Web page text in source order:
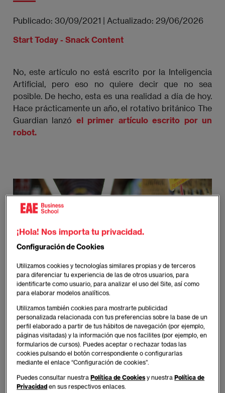
Publicado: 30/09/2021 Actualizado: 29/06/2026
Start Today - Snack Content
No, este artículo no está escrito por la Inteligencia
Artificial, pero eso no quiere decir que no sea
posible. De hecho, esta es una realidad a día de hoy.
Hace prácticamente un año, el rotativo británico The
Guardian lanzó el primer artículo escrito por un
robot.
La industria del cine, con la ayuda de R. Scott y
Spielberg, ha contribuido a la creación de un
imaginario en el que los robots suplantan a los
humanos y terminan por dejarnos fuera de juego.
¡Hola! Nos importa tu privacidad.
Configuración de Cookies
Utilizamos cookies y tecnologías similares propias y de terceros
para diferenciar tu experiencia de las de otros usuarios, para
identificarte como usuario, para analizar el uso del Site, así como
para elaborar modelos analíticos.
Utilizamos también cookies para mostrarte publicidad
personalizada relacionada con tus preferencias sobre la base de un
perfil elaborado a partir de tus hábitos de navegación (por ejemplo,
páginas visitadas) y la información que nos facilites (por ejemplo, en
formularios de cursos). Puedes aceptar o rechazar todas las
cookies pulsando el botón correspondiente o configurarlas
mediante el enlace “Configuración de cookies”.
Puedes consultar nuestraPolítica de Cookies y nuestraPolítica de
Privacidad en sus respectivos enlaces.